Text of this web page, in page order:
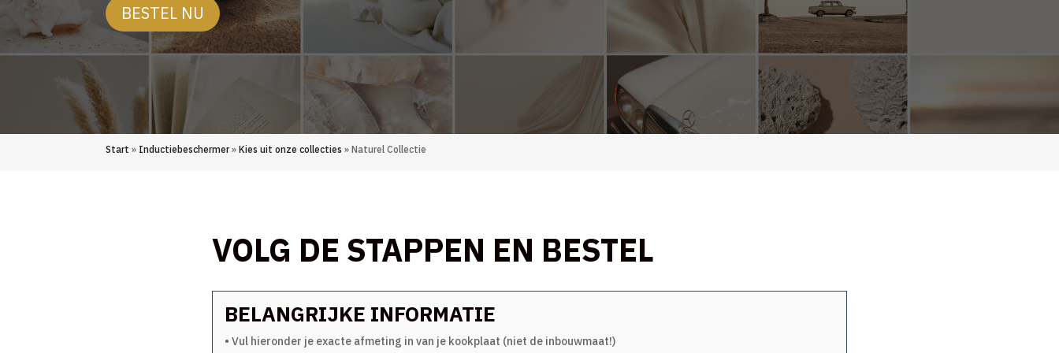
BESTEL NU
Start » Inductiebeschermer»Kies uit onze collecties » Naturel Collectie
VOLG DE STAPPEN EN BESTEL
BELANGRIJKE INFORMATIE
• Vul hieronder je exacte afmeting in van je kookplaat (niet de inbouwmaat!)